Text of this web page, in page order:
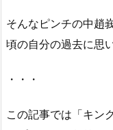
そんなピンチの中趙
頃の自分の過去に思
・・・
この記事では「キン